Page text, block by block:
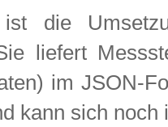
ist die
liefert
im JSON-
kann sich noch